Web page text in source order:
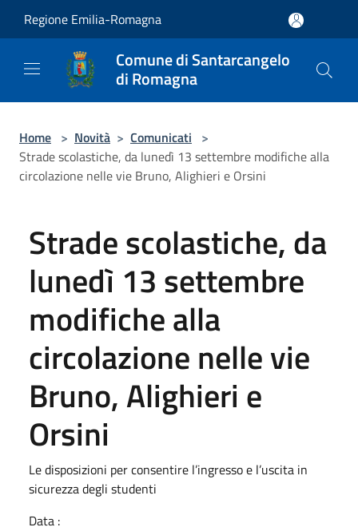
Regione Emilia-Romagna
Comune di Santarcangelo
di Romagna
Home > Novità > Comunicati >
Strade scolastiche, da lunedì 13 settembre modifiche alla
circolazione nelle vie Bruno, Alighieri e Orsini
Strade scolastiche, da
lunedì 13 settembre
modifiche alla
circolazione nelle vie
Bruno, Alighieri e
Orsini
Le disposizioni per consentire l’ingresso e l’uscita in
sicurezza degli studenti
Data :